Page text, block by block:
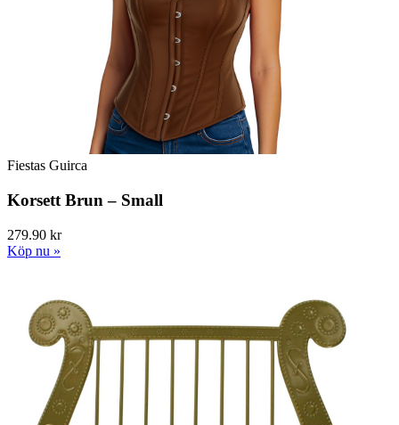
Fiestas Guirca
Korsett Brun – Small
279.90 kr
Köp nu »